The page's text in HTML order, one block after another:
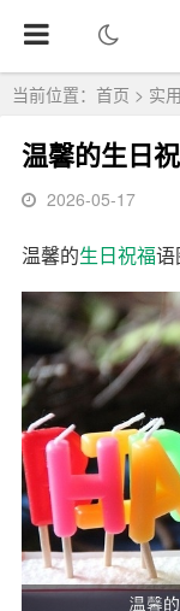
当前位置： 首页 > 实
温馨的生日
2026-05-17
温馨的生日祝福语